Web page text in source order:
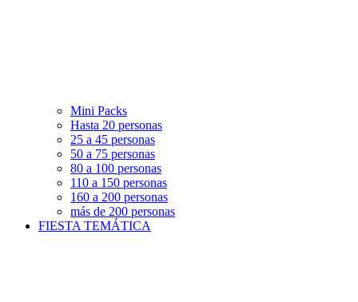
Mini Packs
Hasta 20 personas
25 a 45 personas
50 a 75 personas
80 a 100 personas
110 a 150 personas
160 a 200 personas
más de 200 personas
FIESTA TEMÁTICA